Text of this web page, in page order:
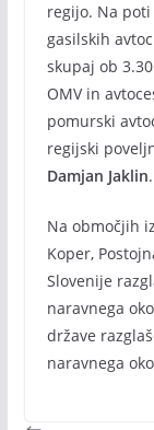
regijo. Na poti
gasilskih
skupaj ob
OMV in
pomurski
regijski
Damjan Jaklin.
Na območjih
Koper,
Slovenije
naravnega
države
naravnega